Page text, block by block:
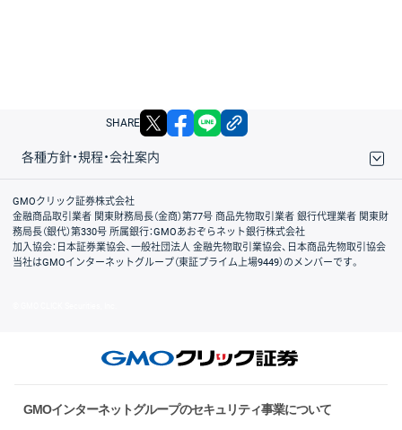
SHARE X facebook
各種方針・規程・会社案内
取引規程・約款
サイトマップ
その他のご案内
個人情報保護方針
最良執行方針
サイトのご利用について
ディスクレイマー
信託保全
リスク説明
会社案内
GMOクリック証券株式会社
金融商品取引業者 関東財務局長（金商）第77号 商品先物取引業者 銀行代理業者 関東財
務局長（銀代）第330号 所属銀行：GMOあおぞらネット銀行株式会社
加入協会：日本証券業協会、一般社団法人 金融先物取引業協会、日本商品先物取引協会
当社はGMOインターネットグループ（東証プライム上場9449）のメンバーです。
GMOインターネットグループのセキュリティ事業について